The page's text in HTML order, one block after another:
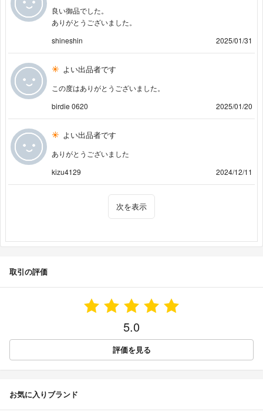
良い御品でした。
ありがとうございました。
shineshin
2025/01/31
よい出品者です
この度はありがとうございました。
birdie 0620
2025/01/20
よい出品者です
ありがとうございました
kizu4129
2024/12/11
次を表示
取引の評価
5.0
評価を見る
お気に入りブランド